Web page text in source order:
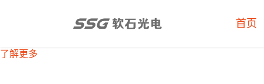
首页
了解更多